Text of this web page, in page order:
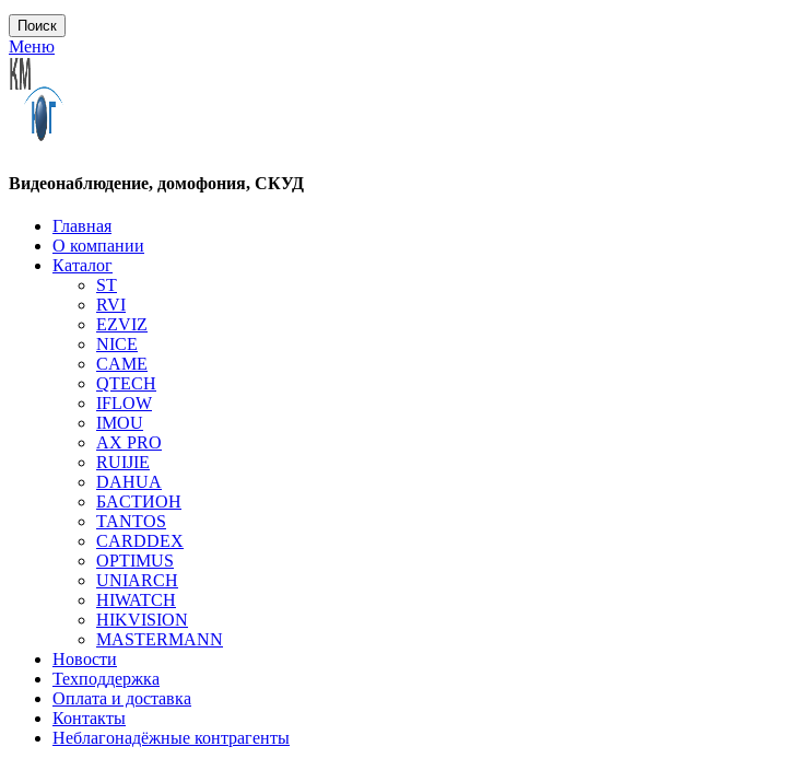
Поиск
Меню
Видеонаблюдение, домофония, СКУД
Главная
О компании
Каталог
ST
RVI
EZVIZ
NICE
CAME
QTECH
IFLOW
IMOU
AX PRO
RUIJIE
DAHUA
БAСТИОН
TANTOS
CARDDEX
OPTIMUS
UNIARCH
HIWATCH
HIKVISION
MASTERMANN
Новости
Техподдержка
Оплата и доставка
Контакты
Неблагонадёжные контрагенты